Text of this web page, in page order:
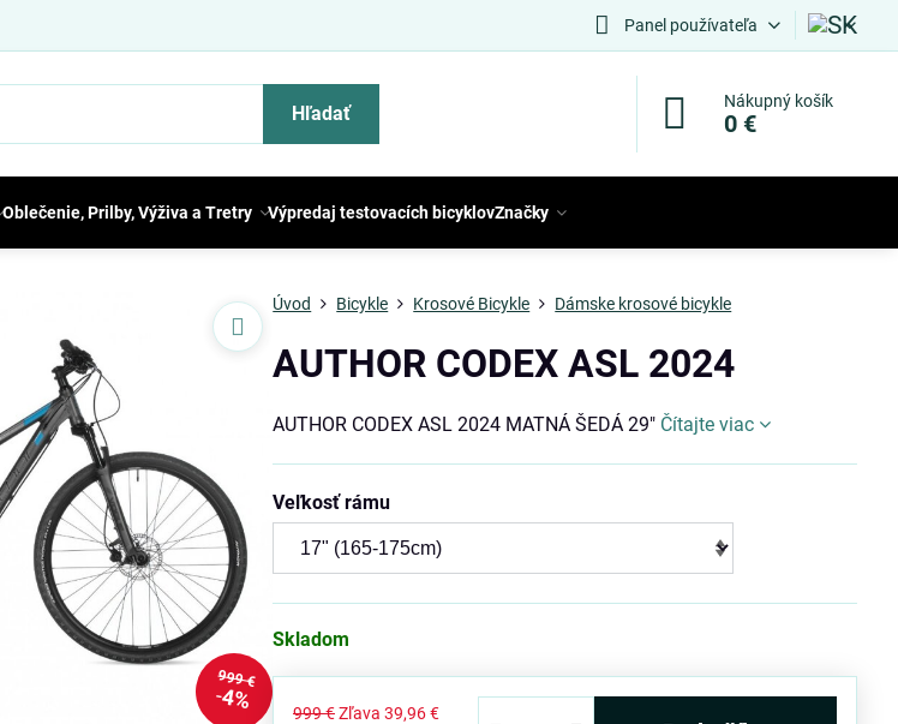
Panel používateľa
Hľadať
Nákupný košík
0 €
Oblečenie, Prilby, Výživa a Tretry Výpredaj testovacích bicyklovZnačky
999 €
4%
Úvod Bicykle Krosové Bicykle Dámske krosové bicykle
AUTHOR CODEX ASL 2024
AUTHOR CODEX ASL 2024 MATNÁ ŠEDÁ 29" Čítajte viac
Veľkosť rámu
Skladom
999 € Zľava 39,96 €